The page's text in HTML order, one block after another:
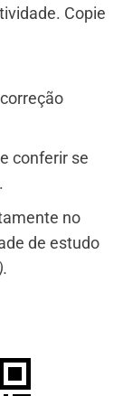
Copie
conferir se
no
de estudo